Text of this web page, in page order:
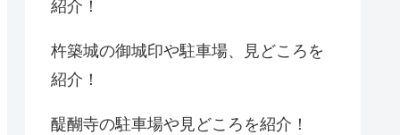
紹介！
杵築城の御城印や駐車場、見どころを
紹介！
醍醐寺の駐車場や見どころを紹介！